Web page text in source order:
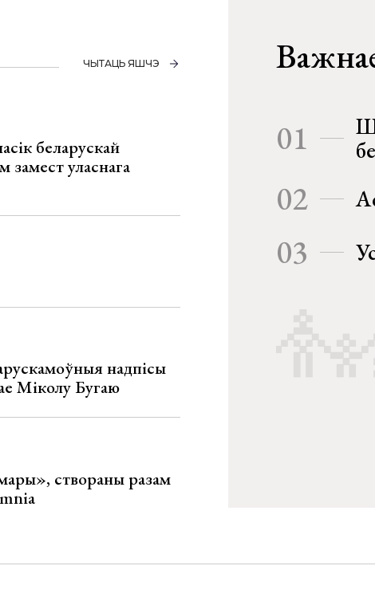
ЧЫТАЦЬ ЯШЧЭ
беларускай
замест уласнага
надпісы
Міколу Бугаю
створаны разам
01
02
03